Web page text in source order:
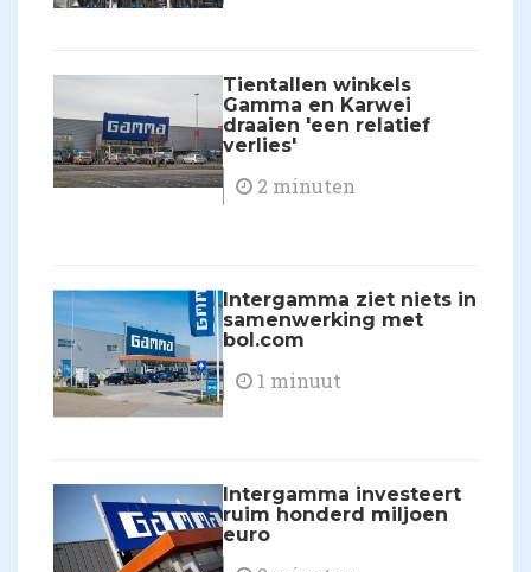
Tientallen winkels
Gamma en Karwei
draaien 'een relatief
verlies'
2 minuten
Intergamma ziet niets in
samenwerking met
bol.com
1 minuut
Intergamma investeert
ruim honderd miljoen
euro